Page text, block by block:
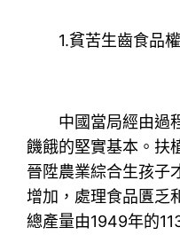
1.貧苦生齒食品權
中國當局經由過程
饑餓的堅實基本。扶
晉陞農業綜合生孩子
增加，處理食品匱乏
總產量由1949年的